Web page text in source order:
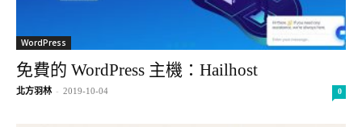
WordPress
免費的 WordPress 主機：Hailhost
北方羽林 - 2019-10-04 0